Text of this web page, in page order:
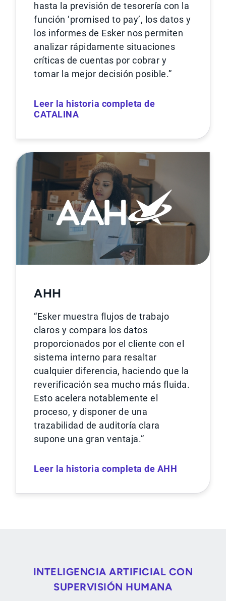
hasta la previsión de tesorería con la
función ‘promised to pay’, los datos y
los informes de Esker nos permiten
analizar rápidamente situaciones
críticas de cuentas por cobrar y
tomar la mejor decisión posible.”
Leer la historia completa de
CATALINA
AHH
“Esker muestra flujos de trabajo
claros y compara los datos
proporcionados por el cliente con el
sistema interno para resaltar
cualquier diferencia, haciendo que la
reverificación sea mucho más fluida.
Esto acelera notablemente el
proceso, y disponer de una
trazabilidad de auditoría clara
supone una gran ventaja.”
Leer la historia completa de AHH
INTELIGENCIA ARTIFICIAL CON
SUPERVISIÓN HUMANA